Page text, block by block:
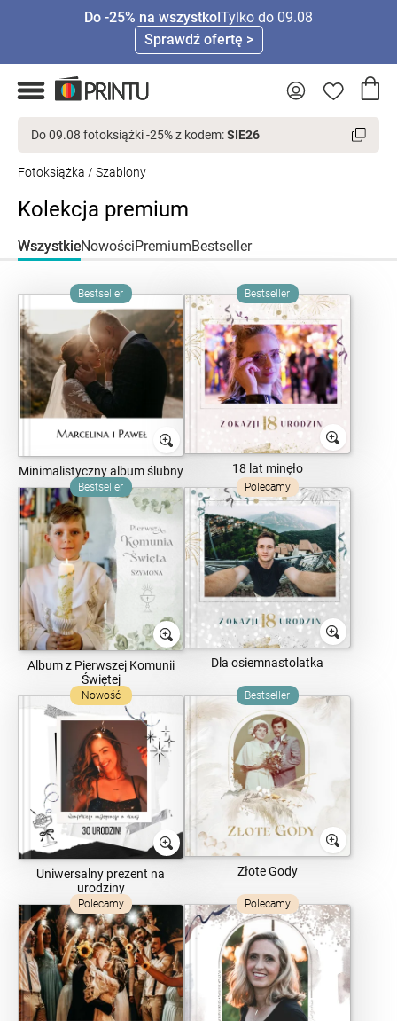
Do -25% na wszystko!Tylko do 09.08
Sprawdź ofertę >
Do 09.08 fotoksiążki -25% z kodem:SIE26
Fotoksiążka / Szablony
Kolekcja premium
WszystkieNowościPremiumBestseller
Bestseller
Minimalistyczny album ślubny
Bestseller
18 lat minęło
Bestseller
Album z Pierwszej Komunii
Świętej
Polecamy
Dla osiemnastolatka
Nowość
Uniwersalny prezent na
urodziny
Bestseller
Złote Gody
Polecamy Polecamy